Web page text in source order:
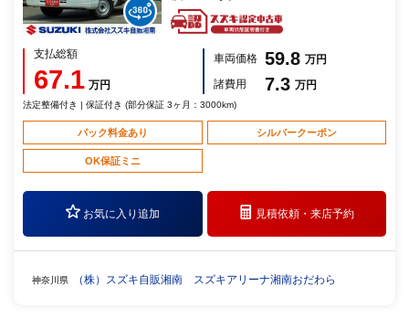
支払総額
67.1 万円
車両価格 59.8 万円
諸費用
7.3 万円
法定整備付き | 保証付き (部分保証 3ヶ月：3000km)
パック料金あり シルバークーポン
OK保証ミニ
お気に入り追加 見積依頼・来店予約
神奈川県 （株）スズキ自販湘南 スズキアリーナ湘南おだわら